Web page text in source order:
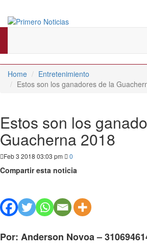
Primero Noticias
Home
Entretenimiento
Estos son los ganadores de la
Estos son los
Guacherna 2018
Feb 3 2018 03:03 pm 0
Compartir esta noticia
Por: Anderson Novoa –